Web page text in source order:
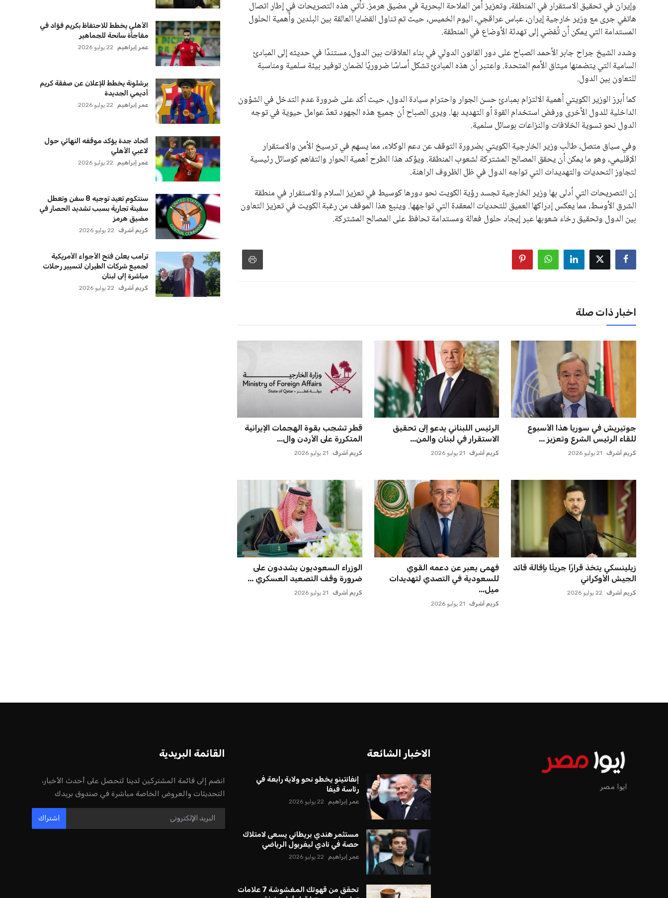
يبدو أن السويسري جياني إنفانتينو في طريقه للاحتفاظ بمنصبه كرئيس للاتحاد الدولي لكرة القدم “فيفا” لفترة رابعة، بعد أن
المقررة عام 2027، ويجعله المرشح الأكثر حظًا حتى الآن.
هذا الدعم الواسع يأتي على الرغم من الانتقادات التي وجهت لإنفانتينو في الآونة الأخيرة. حتى الآن، لم يتقدم أي مرشح منافس
في السباق الانتخابي، ولم تتمكن الأصوات المعارضة من التوصل إلى اسم يوازن موقف إنفانتينو، قبل انتهاء فترة الترشح في
نوفمبر المقبل.
يعتمد إنفانتينو على قاعدة دعم قوية من الاتحادات القارية المختلفة، بما في ذلك الاتحاد الأفريقي والآسيوي، بالإضافة إلى دعم
الاتحادات، فضلاً عن رفع عدد الفرق المشاركة في كأس العالم، وإطلاق بطولات دولية جديدة تحت مظلة “فيفا”.
على الجانب الآخر، تتركز المعارضة بشكل ملحوظ داخل القارة الأوروبية، حيث ارتفعت حدة الانتقادات الموجهة إلى إنفانتينو
بسبب التوسع المستمر في البطولات الدولية وأثر ذلك على الجدول الزمني للمسابقات المحلية. وقد دعا رئيس رابطة الدوري
الإسباني، خافيير تيباس، إلى تنحّي إنفانتينو، معتبراً أن سياساته تضر بصناعة كرة القدم وتزيد من ضغوط المباريات.
على الرغم من هذه الانتقادات، تشير التوقعات إلى أن إنفانتينو يمتلك فرصًا كبيرة للفوز بولاية جديدة، خصوصًا في ظل غياب
اخبار ذات صلة
اتحاد جدة يؤكد موقفه النهائي حول
لاعبي الأهلي
صفقة سوبر تعوض ماييلي شالوليلي
وماباسا هدف بيراميدز الر...
برشلونة يخطط للإعلان عن صفقة
كريم أديمي الجديدة
مورينيو يتخذ قراراً حاسماً بشأن
مستقبل جونزالو جارسيا ف...
المغرب الفاسي يعلن عن قرار بديل
بنجديدة ويضع حدًا للجدل
عمر إبراهيم 21 يوليو 2026
خروج ألمانيا يشكل خطرًا على
التسويق العالمي للدوري الأل...
زيلينسكي يتخذ قرارًا جريئًا بإقالة قائد
الجيش الأوكراني
كريم أشرف 22 يوليو 2026
الأهلي يخطط للاحتفاظ بكريم فؤاد في
مفاجأة سانحة للجماهير
عمر إبراهيم 22 يوليو 2026
برشلونة يخطط للإعلان عن صفقة كريم
أديمي الجديدة
عمر إبراهيم 22 يوليو 2026
اتحاد جدة يؤكد موقفه النهائي حول
لاعبي الأهلي
عمر إبراهيم 22 يوليو 2026
سنتكوم تعيد توجيه 8 سفن وتعطل
سفينة تجارية بسبب تشديد الحصار في
مضيق هرمز
كريم أشرف 22 يوليو 2026
ايوا مصر
الاخبار الشائعة
إنفانتينو يخطو نحو ولاية رابعة في
رئاسة فيفا
عمر إبراهيم 22 يوليو 2026
مستثمر هندي بريطاني يسعى لامتلاك
حصة في نادي ليفربول الرياضي
عمر إبراهيم 22 يوليو 2026
تحقق من قهوتك المغشوشة 7 علامات
القائمة البريدية
انضم إلى قائمة المشتركين لدينا لتحصل على أحدث الأخبار،
التحديثات والعروض الخاصة مباشرة في صندوق بريدك
اشتراك